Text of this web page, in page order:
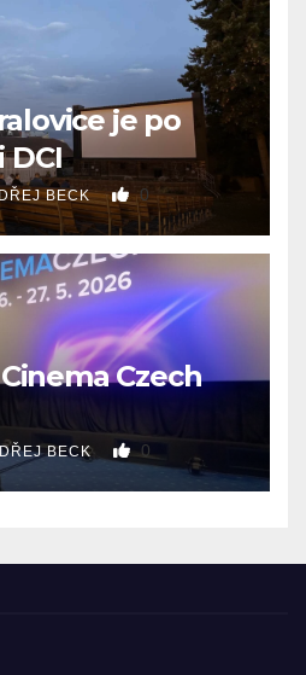
je po
DCI
BECK 0
Czech
BECK 0